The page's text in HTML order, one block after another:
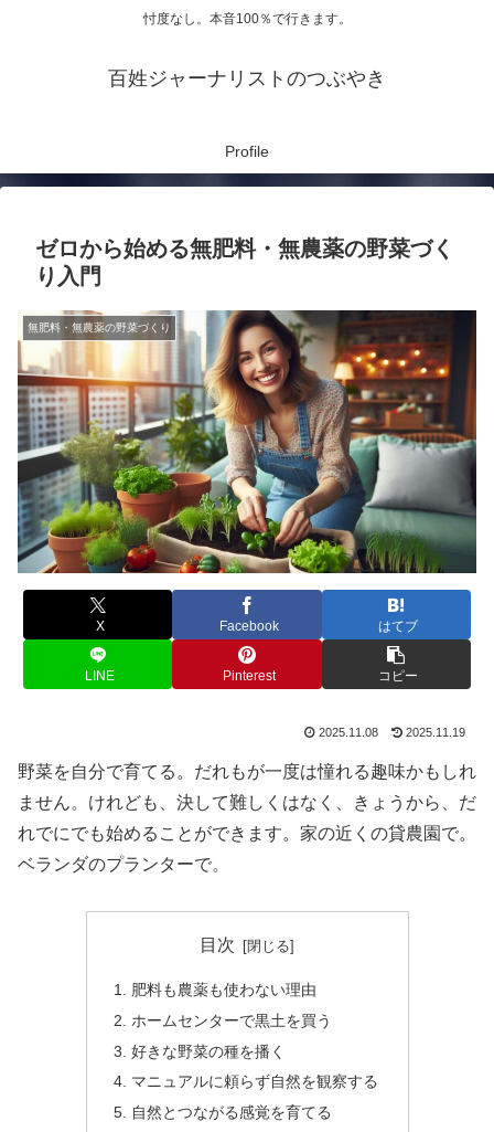
忖度なし。本音100％で行きます。
百姓ジャーナリストのつぶやき
Profile
ゼロから始める無肥料・無農薬の野菜づく
り入門
無肥料・無農薬の野菜づくり
X Facebook はてブ
LINE Pinterest コピー
2025.11.08 2025.11.19
野菜を自分で育てる。だれもが一度は憧れる趣味かもしれ
ません。けれども、決して難しくはなく、きょうから、だ
れでにでも始めることができます。家の近くの貸農園で。
ベランダのプランターで。
目次
肥料も農薬も使わない理由
ホームセンターで黒土を買う
好きな野菜の種を播く
マニュアルに頼らず自然を観察する
自然とつながる感覚を育てる